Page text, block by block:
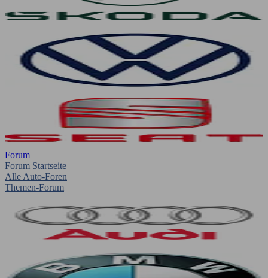
Forum
Forum Startseite
Alle Auto-Foren
Themen-Forum